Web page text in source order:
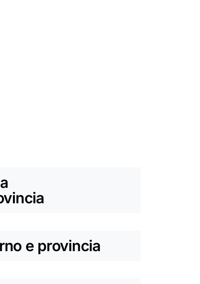
e provincia